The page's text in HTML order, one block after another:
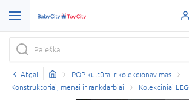
Atgal
POP kultūra ir kolekcionavimas
Konstruktoriai, menai ir rankdarbiai
Kolekciniai